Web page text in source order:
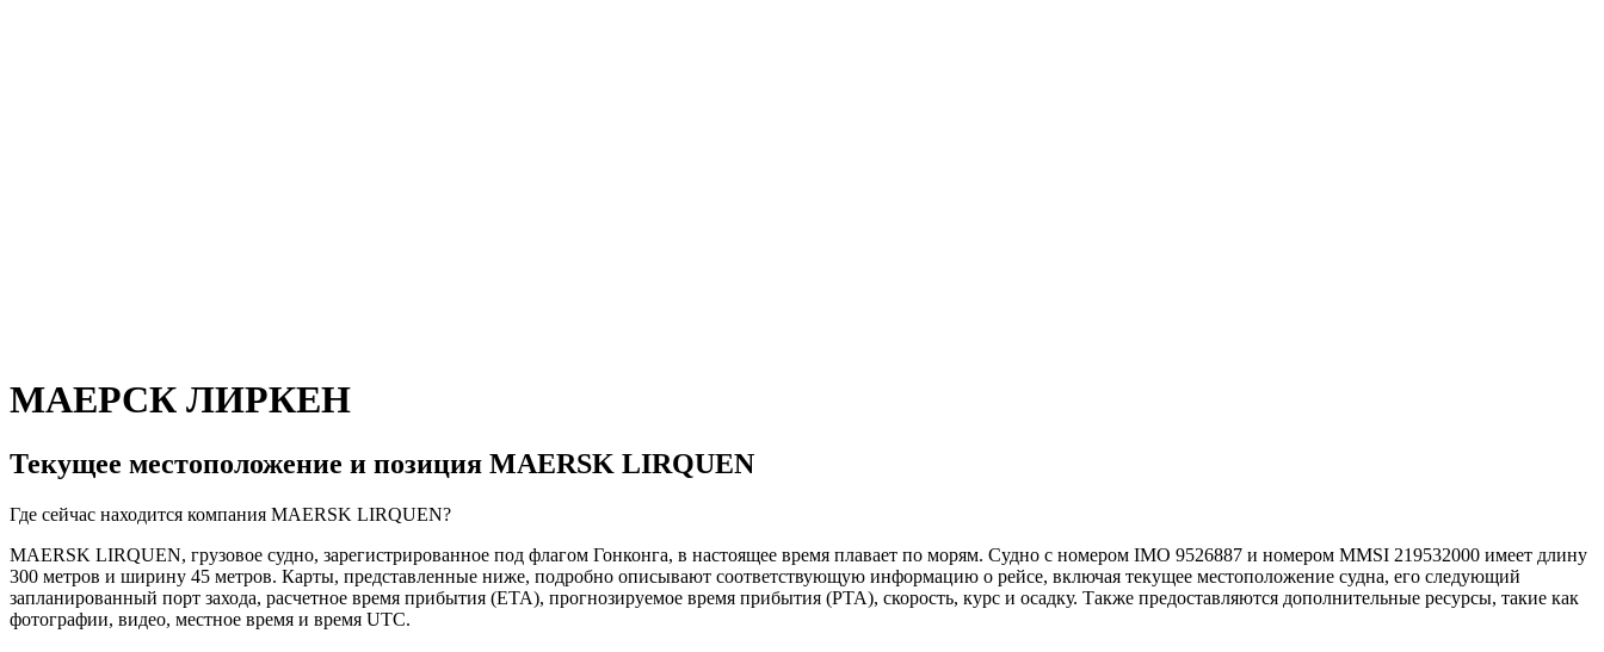
МАЕРСК ЛИРКЕН
Текущее местоположение и позиция MAERSK LIRQUEN
Где сейчас находится компания MAERSK LIRQUEN?
MAERSK LIRQUEN, грузовое судно, зарегистрированное под флагом Гонконга, в настоящее время плавает по морям. Судно с номером IMO 9526887 и номером MMSI 219532000 имеет длину
300 метров и ширину 45 метров. Карты, представленные ниже, подробно описывают соответствующую информацию о рейсе, включая текущее местоположение судна, его следующий
запланированный порт захода, расчетное время прибытия (ETA), прогнозируемое время прибытия (PTA), скорость, курс и осадку. Также предоставляются дополнительные ресурсы, такие как
фотографии, видео, местное время и время UTC.